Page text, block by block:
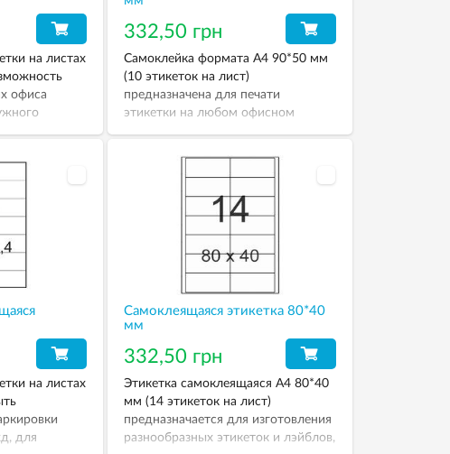
на листах
офиса
на листах
тем, что
и цветных
332,50 грн
Самоклейка формата А4 90*50 мм
(10 этикеток на лист)
предназначена для печати
этикетки на любом офисном
на листах
для
Самоклеящаяся этикетка 80*40
мм
332,50 грн
Этикетка самоклеящаяся А4 80*40
мм (14 этикеток на лист)
предназначается для изготовления
разнообразных этикеток и лэйблов,